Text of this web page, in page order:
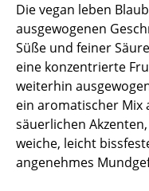
Die vegan leben
ausgewogenen
Süße und feiner
eine konzentrierte
weiterhin
ein aromatischer Mix
säuerlichen
weiche, leicht
angenehmes